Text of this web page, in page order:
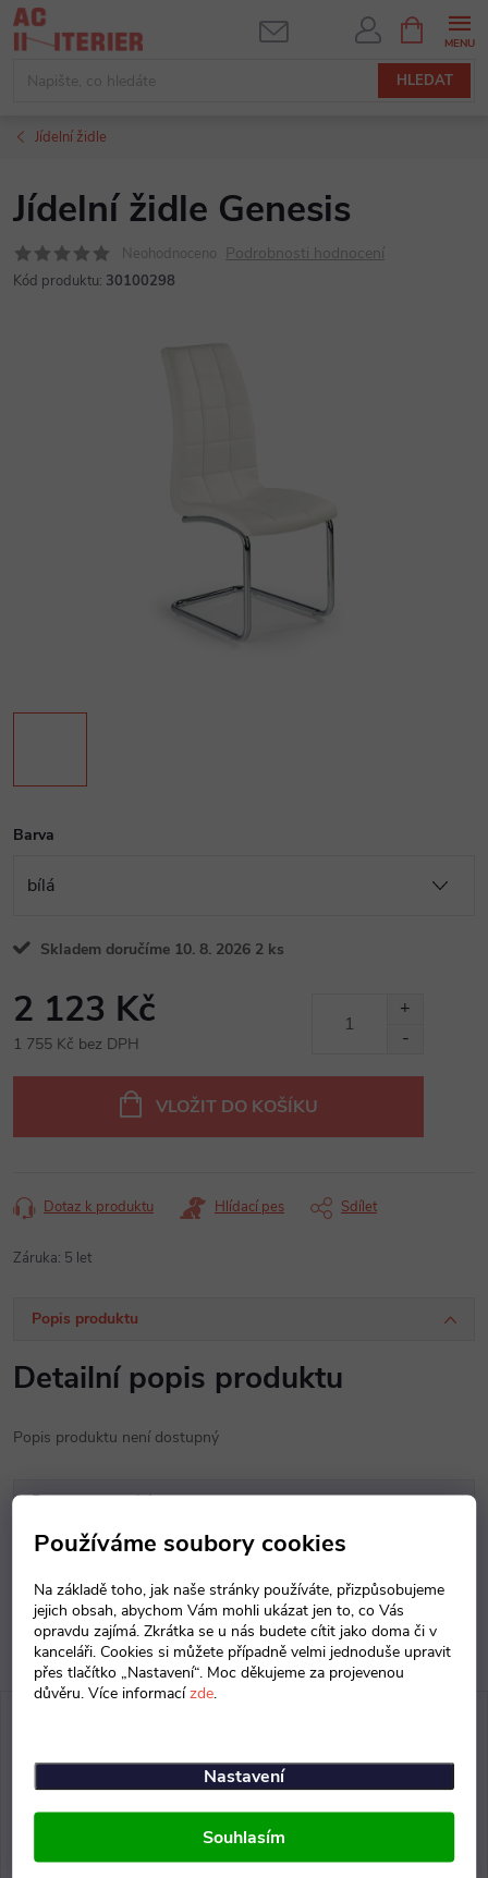
Používáme soubory cookies
Na základě toho, jak naše stránky používáte, přizpůsobujeme
jejich obsah, abychom Vám mohli ukázat jen to, co Vás
opravdu zajímá. Zkrátka se u nás budete cítit jako doma či v
kanceláři. Cookies si můžete případně velmi jednoduše upravit
přes tlačítko „Nastavení“. Moc děkujeme za projevenou
důvěru. Více informacízde.
Nastavení
Souhlasím
Přejít
na
HLEDAT
NÁKUPNÍ
KOŠÍK
Jídelní židle
Jídelní židle Genesis
Neohodnoceno Podrobnosti hodnocení
Kód produktu: 30100298
Barva
Skladem doručíme 10. 8. 2026 2 ks
2 123 Kč
1 755 Kč bez DPH
VLOŽIT DO KOŠÍKU
Dotaz k produktu Hlídací pes Sdílet
Záruka: 5 let
Popis produktu
Detailní popis produktu
Popis produktu není dostupný
Parametry produktu
Diskuse